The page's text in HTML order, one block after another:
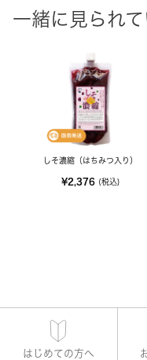
一緒に見られ
しそ濃縮（はちみつ入り）
¥2,376 (税込)
はじめての方へ